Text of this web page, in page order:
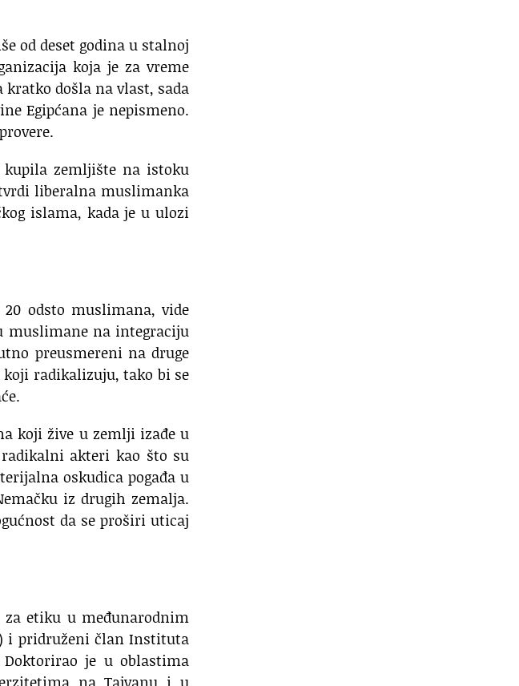
od deset godina u stalnoj
koja je za vreme
kratko došla na vlast, sada
Egipćana je nepismeno.
zemljište na istoku
liberalna muslimanka
islama, kada je u ulozi
odsto muslimana, vide
muslimane na integraciju
preusmereni na druge
radikalizuju, tako bi se
koji žive u zemlji izađe u
akteri kao što su
oskudica pogađa u
iz drugih zemalja.
da se proširi uticaj
za etiku u međunarodnim
i pridruženi član Instituta
je u oblastima
na Tajvanu i u